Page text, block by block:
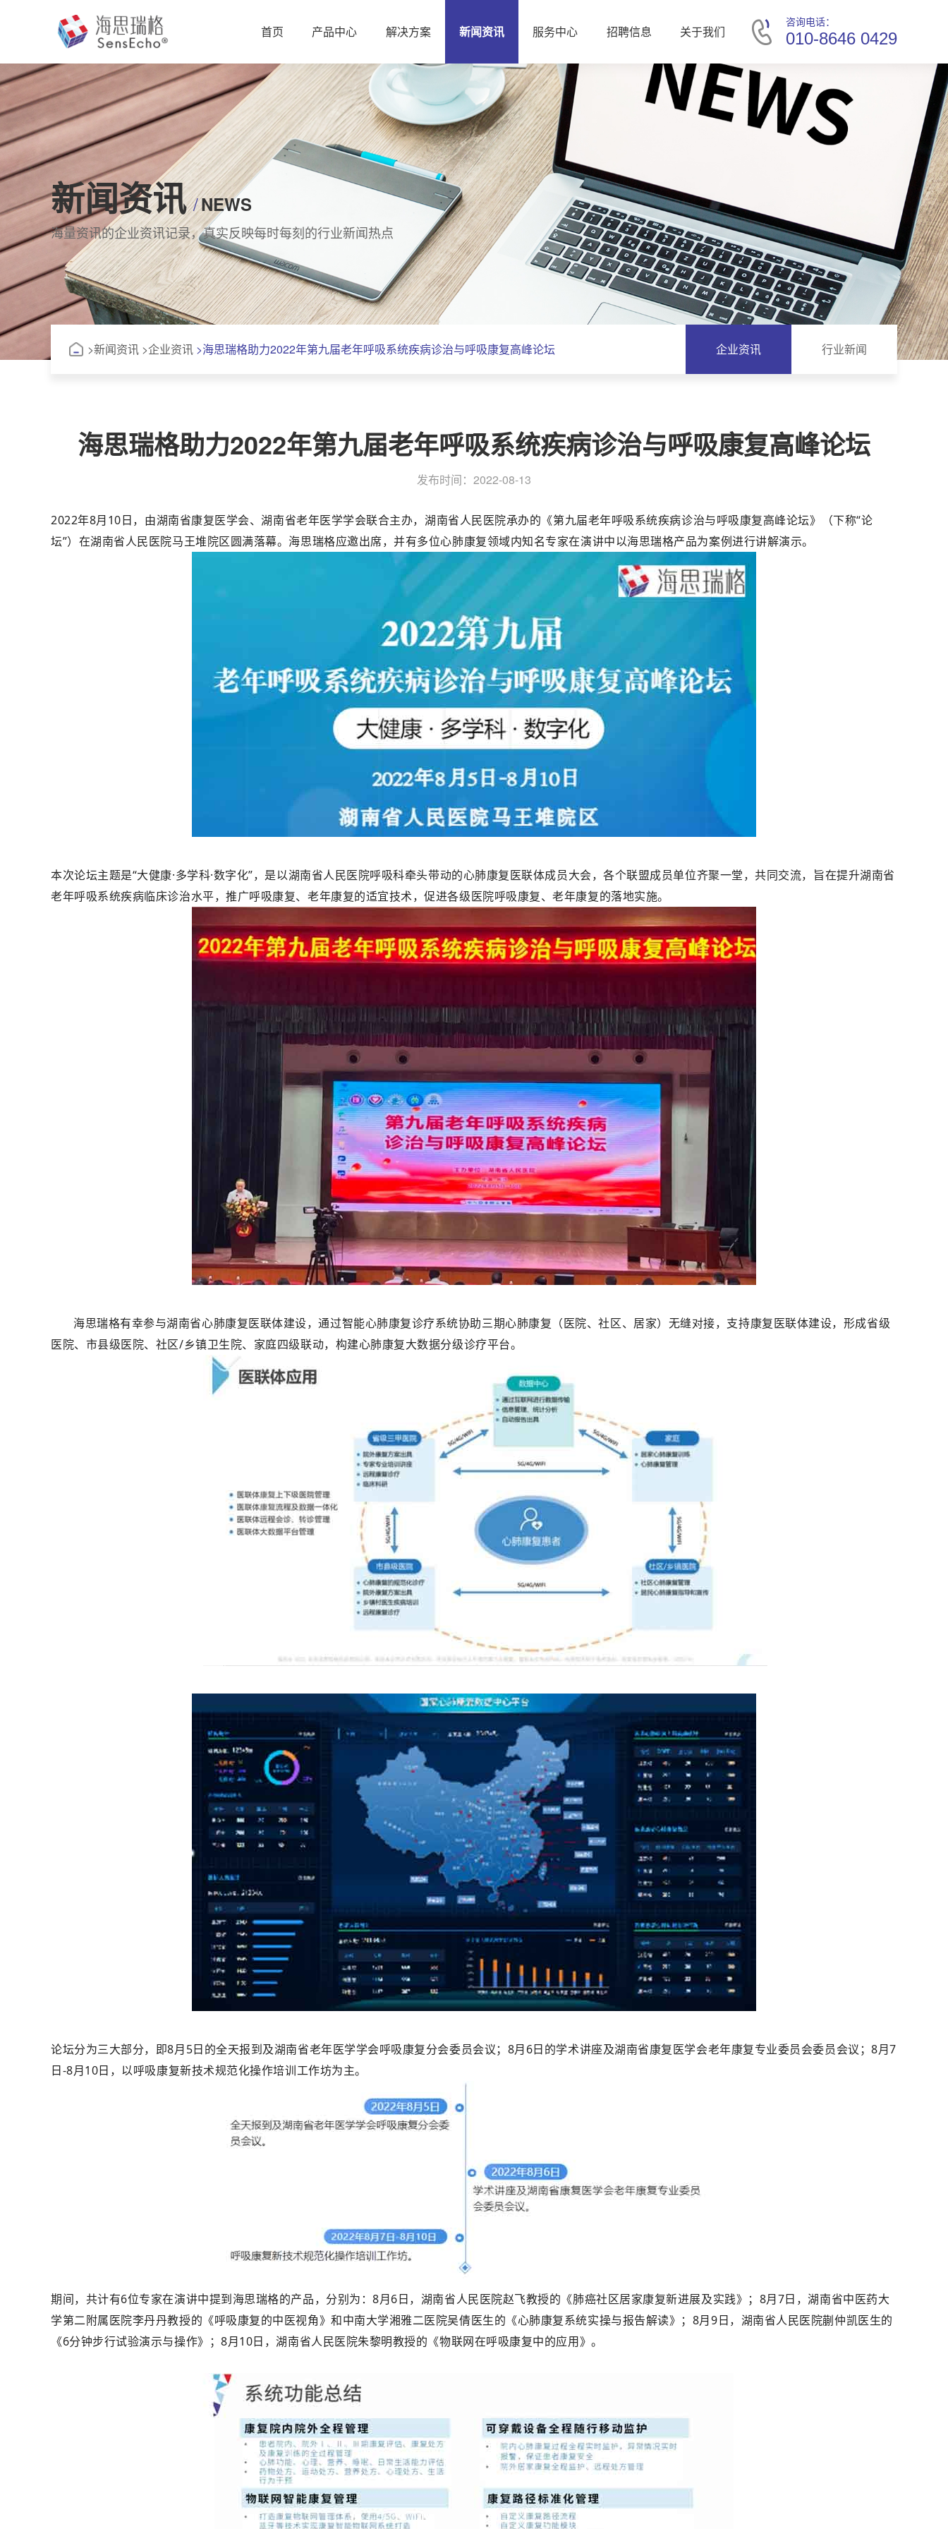
首页 产品中心 解决方案 新闻资讯 服务中心 招聘信息 关于我们
咨询电话：
010-8646 0429
新闻资讯 /NEWS
海量资讯的企业资讯记录，真实反映每时每刻的行业新闻热点
>新闻资讯 >企业资讯 >海思瑞格助力2022年第九届老年呼吸系统疾病诊治与呼吸康复高峰论坛 企业资讯 行业新闻
海思瑞格助力2022年第九届老年呼吸系统疾病诊治与呼吸康复高峰论坛
发布时间：2022-08-13
2022年8月10日，由湖南省康复医学会、湖南省老年医学学会联合主办，湖南省人民医院承办的《第九届老年呼吸系统疾病诊治与呼吸康复高峰论坛》（下称“论
坛”）在湖南省人民医院马王堆院区圆满落幕。海思瑞格应邀出席，并有多位心肺康复领域内知名专家在演讲中以海思瑞格产品为案例进行讲解演示。
本次论坛主题是“大健康·多学科·数字化”，是以湖南省人民医院呼吸科牵头带动的心肺康复医联体成员大会，各个联盟成员单位齐聚一堂，共同交流， 旨在提升湖南省
老年呼吸系统疾病临床诊治水平，推广呼吸康复、老年康复的适宜技术，促进各级医院呼吸康复、老年康复的落地实施。
海思瑞格有幸参与湖南省心肺康复医联体建设，通过智能心肺康复诊疗系统协助三期心肺康复（医院、社区、居家）无缝对接，支持康复医联体建设，形成省级
医院、市县级医院、社区/乡镇卫生院、家庭四级联动，构建心肺康复大数据分级诊疗平台。
论坛分为三大部分，即8月5日的全天报到及湖南省老年医学学会呼吸康复分会委员会议；8月6日的学术讲座及湖南省康复医学会老年康复专业委员会委员会议；8月7
日-8月10日，以呼吸康复新技术规范化操作培训工作坊为主。
期间，共计有6位专家在演讲中提到海思瑞格的产品，分别为：8月6日，湖南省人民医院赵飞教授的《肺癌社区居家康复新进展及实践》；8月7日，湖南省中医药大
学第二附属医院李丹丹教授的《呼吸康复的中医视角》和中南大学湘雅二医院吴倩医生的《心肺康复系统实操与报告解读》；8月9日，湖南省人民医院蒯仲凯医生的
《6分钟步行试验演示与操作》；8月10日，湖南省人民医院朱黎明教授的《物联网在呼吸康复中的应用》。